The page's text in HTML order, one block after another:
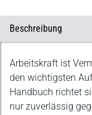
Beschreibung
Beschreibung
Arbeitskraft ist
den wichtigsten
Handbuch richtet
nur zuverlässig